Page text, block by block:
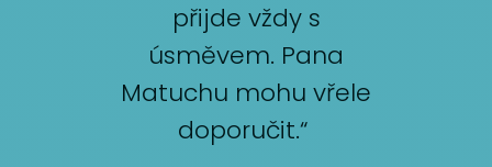
přijde vždy s
úsměvem. Pana
Matuchu mohu vřele
doporučit.“